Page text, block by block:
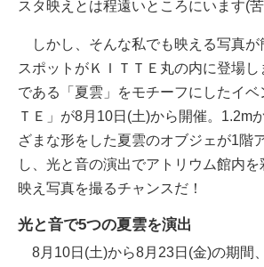
スタ映えとは程遠いところにいます(苦
しかし、そんな私でも映える写真が
スポットがＫＩＴＴＥ丸の内に登場
である「夏雲」をモチーフにしたイベ
ＴＥ」が8月10日(土)から開催。1.2m
ざまな形をした夏雲のオブジェが1階
し、光と音の演出でアトリウム館内
映え写真を撮るチャンスだ！
光と音で5つの夏雲を演出
8月10日(土)から8月23日(金)の期間